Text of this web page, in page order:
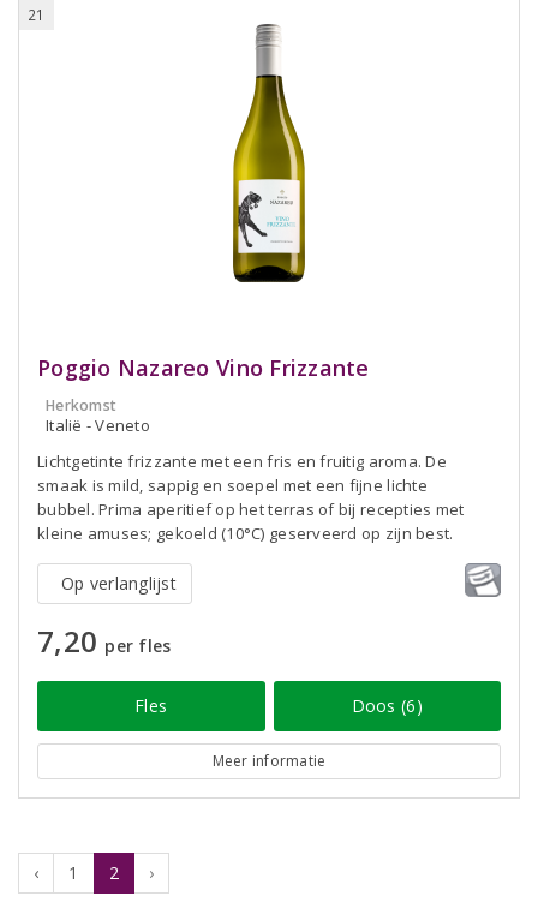
21
Poggio Nazareo Vino Frizzante
Herkomst
Italië - Veneto
Lichtgetinte frizzante met een fris en fruitig aroma. De
smaak is mild, sappig en soepel met een fijne lichte
bubbel. Prima aperitief op het terras of bij recepties met
kleine amuses; gekoeld (10°C) geserveerd op zijn best.
Op verlanglijst
7,20 per fles
Fles Doos (6)
Meer informatie
‹ 1 2 ›